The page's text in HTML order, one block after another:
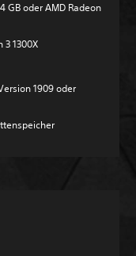
GB oder AMD Radeon
3 1300X
1909 oder